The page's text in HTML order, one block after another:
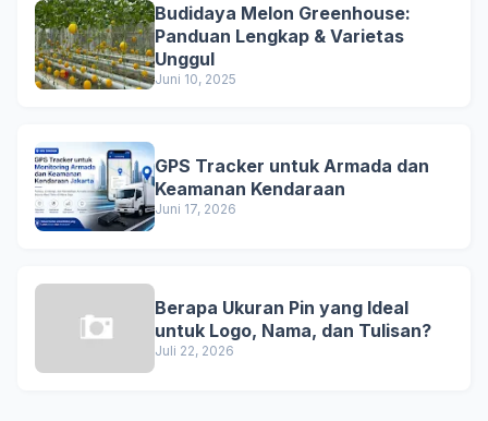
Budidaya Melon Greenhouse:
Panduan Lengkap & Varietas
Unggul
Juni 10, 2025
GPS Tracker untuk Armada dan
Keamanan Kendaraan
Juni 17, 2026
Berapa Ukuran Pin yang Ideal
untuk Logo, Nama, dan Tulisan?
Juli 22, 2026